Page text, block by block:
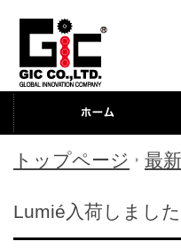
トップページ 最
Lumié入荷しました